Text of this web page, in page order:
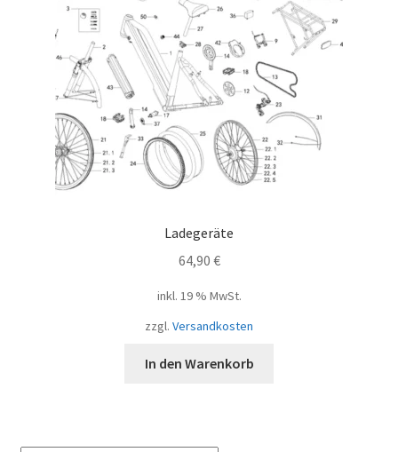
Ladegeräte
64,90 €
inkl. 19 % MwSt.
zzgl. Versandkosten
In den Warenkorb